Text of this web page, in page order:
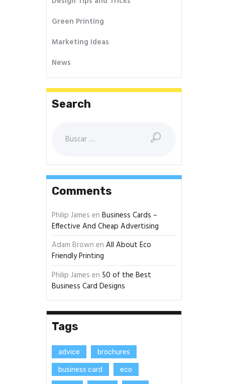
Green Printing
Marketing Ideas
News
Search
Comments
Philip James enBusiness Cards –
Effective And Cheap Advertising
Adam Brown enAll About Eco
Friendly Printing
Philip James en 50 of the Best
Business Card Designs
Tags
advice brochures
business card eco